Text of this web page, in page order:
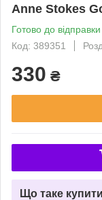
Anne Stokes
Готово до
Код: 389351
330 ₴
Що таке